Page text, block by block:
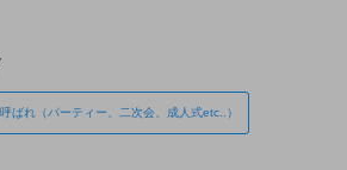
ばれ（パーティー、二次会、成人式etc..）